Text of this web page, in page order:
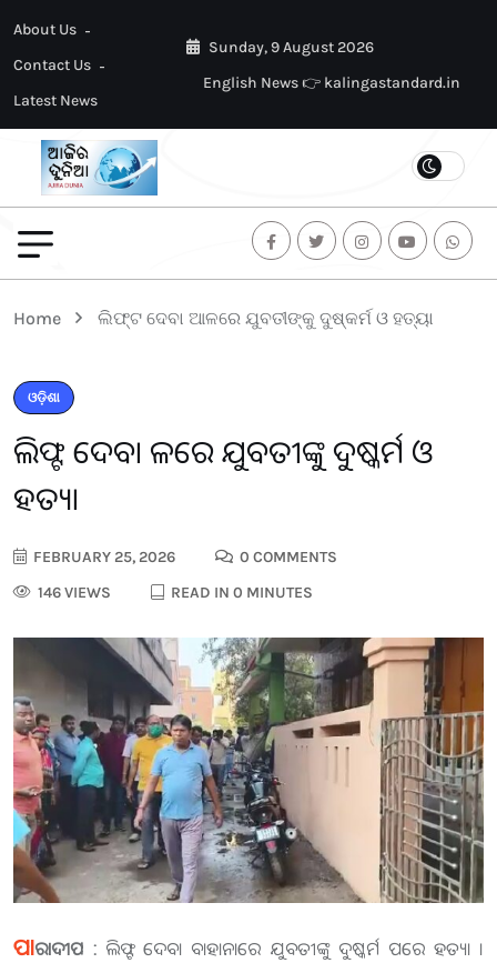
About Us
Contact Us
Latest News
Sunday, 9 August 2026
English News 👉 kalingastandard.in
Home ଲିଫ୍ଟ ଦେବା ଆଳରେ ଯୁବତୀଙ୍କୁ ଦୁଷ୍କର୍ମ ଓ ହତ୍ୟା
ଓଡ଼ିଶା
ଲିଫ୍ଟ ଦେବା ଆଳରେ ଯୁବତୀଙ୍କୁ ଦୁଷ୍କର୍ମ ଓ
ହତ୍ୟା
FEBRUARY 25, 2026
0 COMMENTS
146 VIEWS
READ IN 0 MINUTES
ପାରାଦୀପ : ଲିଫ୍ଟ ଦେବା ବାହାନାରେ ଯୁବତୀଙ୍କୁ ଦୁଷ୍କର୍ମ ପରେ ହତ୍ୟା ।